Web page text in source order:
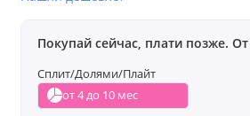
Покупай сейчас, плати позже.
Сплит/Долями/Плайт
от 4 до 10 мес